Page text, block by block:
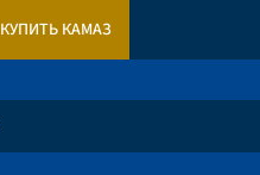
КУПИТЬ КАМАЗ